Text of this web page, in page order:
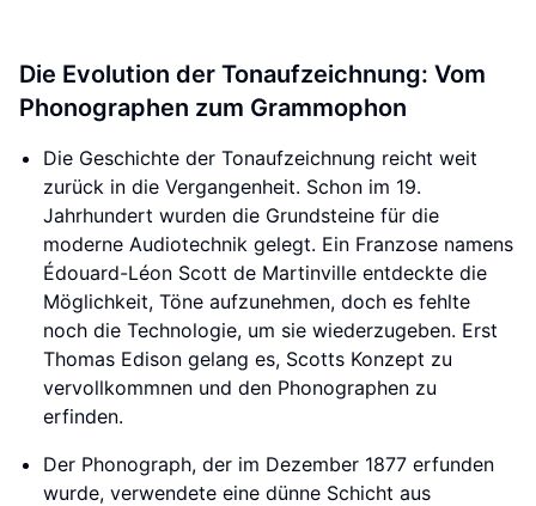
Die Evolution der Tonaufzeichnung: Vom
Phonographen zum Grammophon
Die Geschichte der Tonaufzeichnung reicht weit
zurück in die Vergangenheit. Schon im 19.
Jahrhundert wurden die Grundsteine für die
moderne Audiotechnik gelegt. Ein Franzose namens
Édouard-Léon Scott de Martinville entdeckte die
Möglichkeit, Töne aufzunehmen, doch es fehlte
noch die Technologie, um sie wiederzugeben. Erst
Thomas Edison gelang es, Scotts Konzept zu
vervollkommnen und den Phonographen zu
erfinden.
Der Phonograph, der im Dezember 1877 erfunden
wurde, verwendete eine dünne Schicht aus